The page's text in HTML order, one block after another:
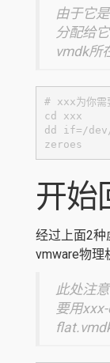
由于它
分配给
vmdk所
# xxx为你需
cd xxx
dd if=/
zeroes
开始
经过上面2种
vmware物理
此处注
要用